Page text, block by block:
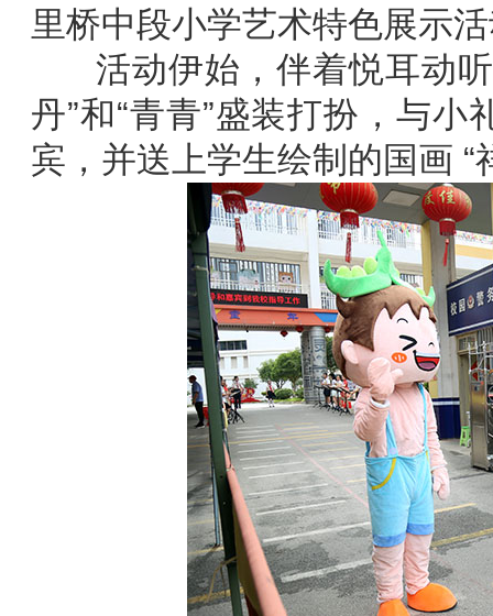
里桥中段小学艺术特色展示
活动伊始，伴着悦耳动听
丹”和“青青”盛装打扮，与
宾，并送上学生绘制的国画 “